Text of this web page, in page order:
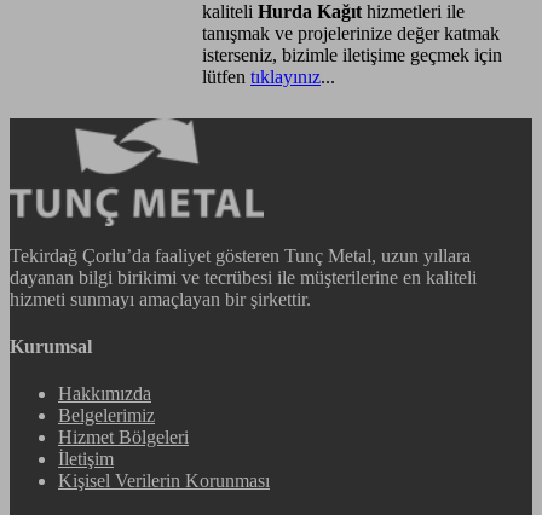
kaliteliHurda Kağıthizmetleri ile
tanışmak ve projelerinize değer katmak
isterseniz, bizimle iletişime geçmek için
lütfentıklayınız...
Tekirdağ Çorlu’da faaliyet gösteren Tunç Metal, uzun yıllara
dayanan bilgi birikimi ve tecrübesi ile müşterilerine en kaliteli
hizmeti sunmayı amaçlayan bir şirkettir.
Kurumsal
Hakkımızda
Belgelerimiz
Hizmet Bölgeleri
İletişim
Kişisel Verilerin Korunması